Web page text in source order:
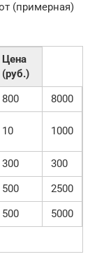
(примерная)
Цена
(руб.)
800
8000
10 1000
300
300
500
2500
500
5000